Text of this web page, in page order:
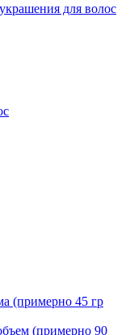
для волос
(примерно 45 гр
(примерно 90